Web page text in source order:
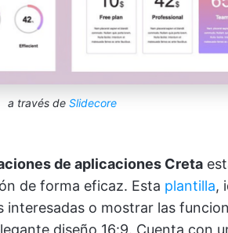
a través de Slidecore
de aplicaciones Creta
de forma eficaz. Esta plantilla,
interesadas o mostrar las
diseño 16:9. Cuenta con